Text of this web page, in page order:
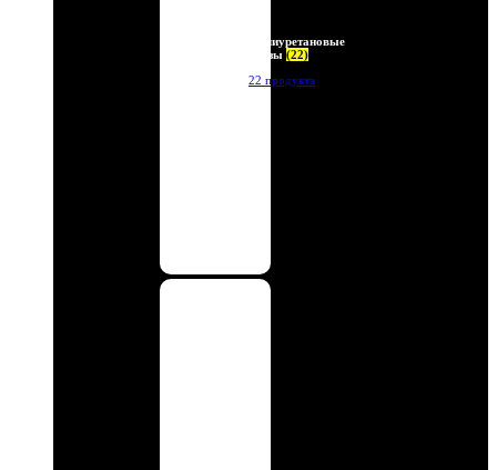
Полиуретановые
линзы (22)
22 продукта